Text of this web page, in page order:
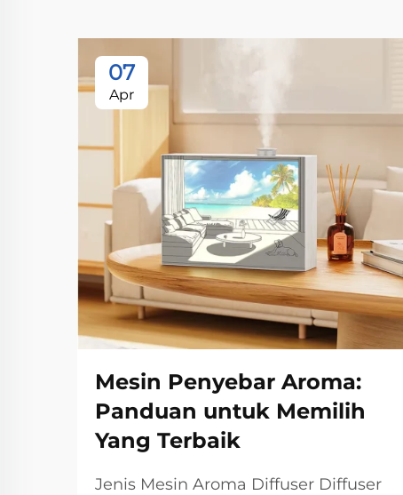
07
Apr
Mesin Penyebar Aroma:
Panduan untuk Memilih
Yang Terbaik
Jenis Mesin Aroma Diffuser Diffuser